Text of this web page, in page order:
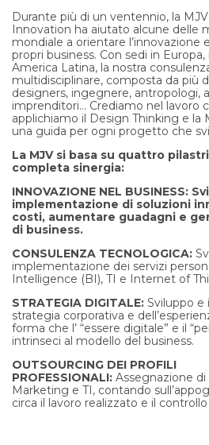
Durante più di un ventennio, la
Innovation ha aiutato alcune delle
mondiale a orientare l’innovazione
propri business. Con sedi in
America Latina, la nostra
multidisciplinare, composta da più
designers, ingegnere, antropologi,
imprenditori… Crediamo nel lavoro
applichiamo il Design Thinking e
una guida per ogni progetto che
La MJV si basa su quattro
completa sinergia:
INNOVAZIONE NEL BUSINESS:
implementazione di soluzioni
costi, aumentare guadagni e
di business.
CONSULENZA TECNOLOGICA:
implementazione dei servizi
Intelligence (BI), TI e Internet of
STRATEGIA DIGITALE: Sviluppo
strategia corporativa e
forma che l’ “essere digitale” e il
intrinseci al modello del business.
OUTSOURCING DEI PROFILI
PROFESSIONALI: Assegnazione di
Marketing e TI, contando
circa il lavoro realizzato e il